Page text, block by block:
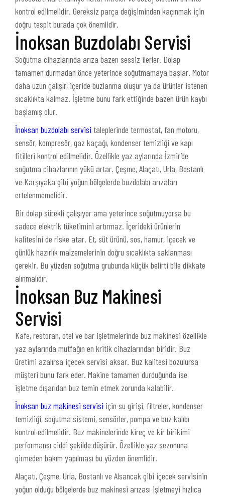
kontrol edilmelidir. Gereksiz parça değişiminden kaçınmak için
doğru tespit burada çok önemlidir.
İnoksan Buzdolabı Servisi
Soğutma cihazlarında arıza bazen sessiz ilerler. Dolap
tamamen durmadan önce yeterince soğutmamaya başlar. Motor
daha uzun çalışır, içeride buzlanma oluşur ya da ürünler istenen
sıcaklıkta kalmaz. İşletme bunu fark ettiğinde bazen ürün kaybı
başlamış olur.
İnoksan buzdolabı servisi taleplerinde termostat, fan motoru,
sensör, kompresör, gaz kaçağı, kondenser temizliği ve kapı
fitilleri kontrol edilmelidir. Özellikle yaz aylarında İzmir’de
soğutma cihazlarının yükü artar. Çeşme, Alaçatı, Urla, Bostanlı
ve Karşıyaka gibi yoğun bölgelerde buzdolabı arızaları
ertelenmemelidir.
Bir dolap sürekli çalışıyor ama yeterince soğutmuyorsa bu
sadece elektrik tüketimini artırmaz. İçerideki ürünlerin
kalitesini de riske atar. Et, süt ürünü, sos, hamur, içecek ve
günlük hazırlık malzemelerinin doğru sıcaklıkta saklanması
gerekir. Bu yüzden soğutma grubunda küçük belirti bile dikkate
alınmalıdır.
İnoksan Buz Makinesi
Servisi
Kafe, restoran, otel ve bar işletmelerinde buz makinesi özellikle
yaz aylarında mutfağın en kritik cihazlarından biridir. Buz
üretimi azalırsa içecek servisi aksar. Buz kalitesi bozulursa
müşteri bunu fark eder. Makine tamamen durduğunda ise
işletme dışarıdan buz temin etmek zorunda kalabilir.
İnoksan buz makinesi servisi için su girişi, filtreler, kondenser
temizliği, soğutma sistemi, sensörler, pompa ve buz kalıbı
kontrol edilmelidir. Buz makinelerinde kireç ve kir birikimi
performansı ciddi şekilde düşürür. Özellikle yaz sezonuna
girmeden bakım yapılması bu yüzden önemlidir.
Alaçatı, Çeşme, Urla, Bostanlı ve Alsancak gibi içecek servisinin
yoğun olduğu bölgelerde buz makinesi arızası işletmeyi hızlıca